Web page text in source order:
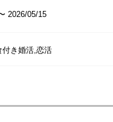
2026/05/15
付き婚活,恋活